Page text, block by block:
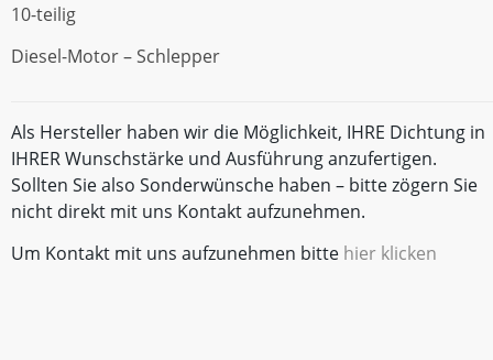
10-teilig
Diesel-Motor – Schlepper
Als Hersteller haben wir die Möglichkeit, IHRE Dichtung in
IHRER Wunschstärke und Ausführung anzufertigen.
Sollten Sie also Sonderwünsche haben – bitte zögern Sie
nicht direkt mit uns Kontakt aufzunehmen.
Um Kontakt mit uns aufzunehmen bitte hier klicken